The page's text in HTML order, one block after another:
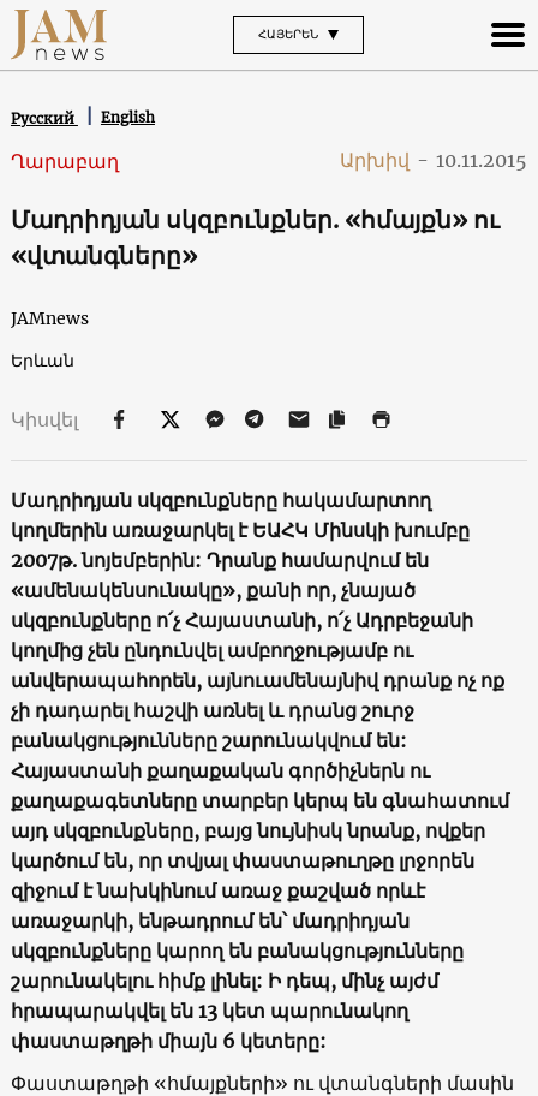
ՀԱՅԵՐԵՆ
Русский English
Ղարաբաղ Արխիվ - 10.11.2015
Մադրիդյան սկզբունքներ. «հմայքն» ու
«վտանգները»
JAMnews
Երևան
Կիսվել
Մադրիդյան սկզբունքները հակամարտող
կողմերին առաջարկել է ԵԱՀԿ Մինսկի խումբը
2007թ.նոյեմբերին: Դրանք համարվում են
«ամենակենսունակը», քանի որ, չնայած
սկզբունքները ո՛չ Հայաստանի, ո՛չ Ադրբեջանի
կողմից չեն ընդունվել ամբողջությամբ ու
անվերապահորեն, այնուամենայնիվ դրանք ոչ ոք
չի դադարել հաշվի առնել և դրանց շուրջ
բանակցությունները շարունակվում են:
Հայաստանի քաղաքական գործիչներն ու
քաղաքագետները տարբեր կերպ են գնահատում
այդ սկզբունքները, բայց նույնիսկ նրանք, ովքեր
կարծում են, որ տվյալ փաստաթուղթը լրջորեն
զիջում է նախկինում առաջ քաշված որևէ
առաջարկի, ենթադրում են՝ մադրիդյան
սկզբունքները կարող են բանակցությունները
շարունակելու հիմք լինել: Ի դեպ, մինչ այժմ
հրապարակվել են13 կետ պարունակող
փաստաթղթի միայն6 կետերը:
Փաստաթղթի «հմայքների» ու վտանգների մասին